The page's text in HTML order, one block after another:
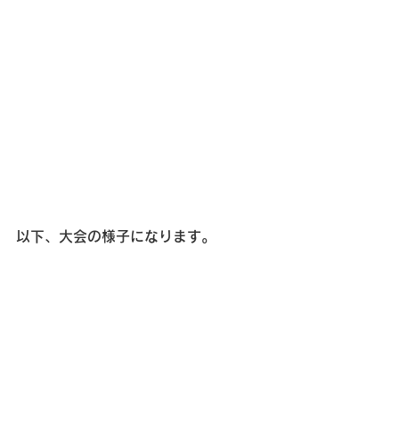
以下、大会の様子になります。